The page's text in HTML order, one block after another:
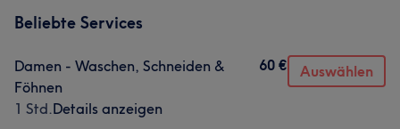
Beliebte Services
Damen - Waschen, Schneiden &
Föhnen
1 Std.Details anzeigen
60 € Auswählen